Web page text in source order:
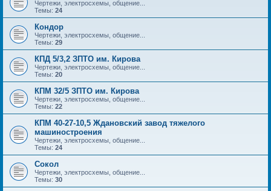
Чертежи, электросхемы, общение...
Темы: 24
Кондор
Чертежи, электросхемы, общение...
Темы: 29
КПД 5/3,2 ЗПТО им. Кирова
Чертежи, электросхемы, общение...
Темы: 20
КПМ 32/5 ЗПТО им. Кирова
Чертежи, электросхемы, общение...
Темы: 22
КПМ 40-27-10,5 Ждановский завод тяжелого
машиностроения
Чертежи, электросхемы, общение...
Темы: 24
Сокол
Чертежи, электросхемы, общение...
Темы: 30